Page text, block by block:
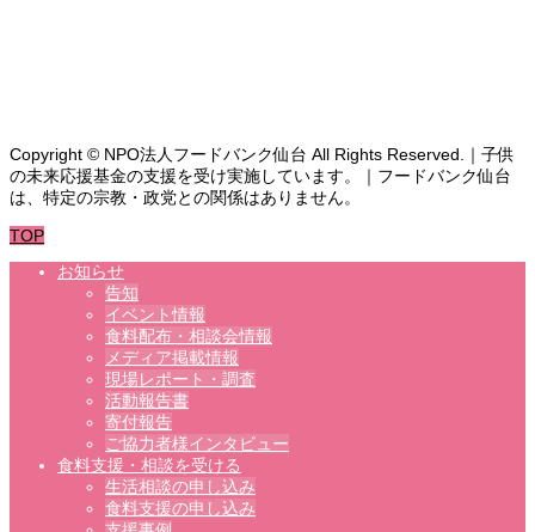
Copyright © NPO法人フードバンク仙台 All Rights Reserved.｜子供
の未来応援基金の支援を受け実施しています。｜フードバンク仙台
は、特定の宗教・政党との関係はありません。
TOP
お知らせ
告知
イベント情報
食料配布・相談会情報
メディア掲載情報
現場レポート・調査
活動報告書
寄付報告
ご協力者様インタビュー
食料支援・相談を受ける
生活相談の申し込み
食料支援の申し込み